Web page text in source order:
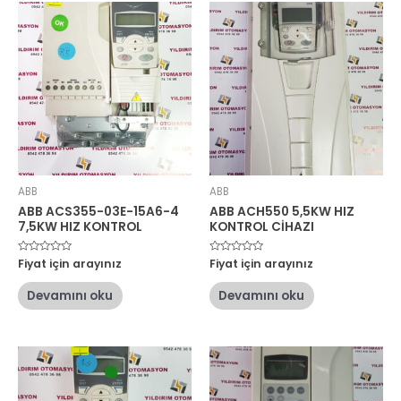
ABB
ABB ACS355-03E-15A6-4
7,5KW HIZ KONTROL
5
üzerinden
oy
aldı
Fiyat için arayınız
Devamını oku
ABB
ABB ACH550 5,5KW HIZ
KONTROL CİHAZI
5
üzerinden
oy
aldı
Fiyat için arayınız
Devamını oku